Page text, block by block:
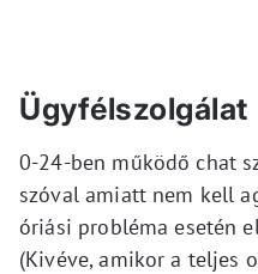
Ügyfélszolgálat
0-24-ben működő chat
szóval amiatt nem kell
óriási probléma esetén
(Kivéve, amikor a teljes